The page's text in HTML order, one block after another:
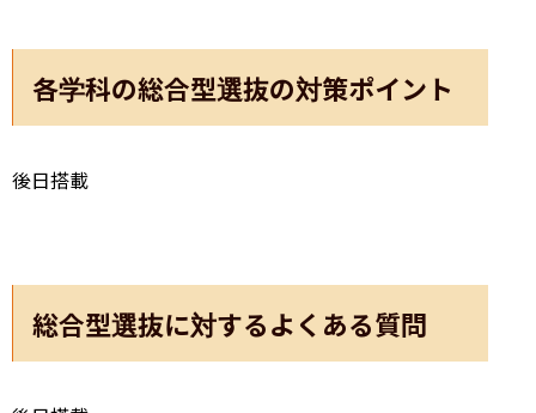
各学科の総合型選抜の対策ポイント
後日搭載
総合型選抜に対するよくある質問